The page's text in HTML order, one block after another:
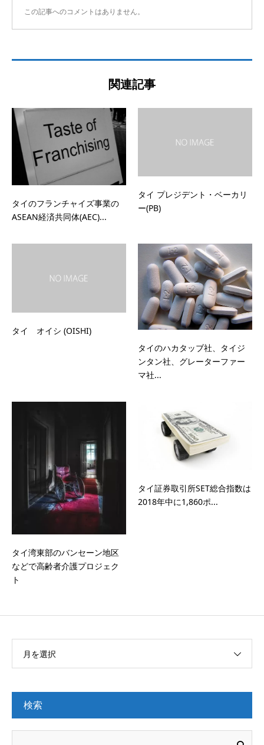
この記事へのコメントはありません。
関連記事
タイのフランチャイズ事業の
ASEAN経済共同体(AEC)...
タイ プレジデント・ベーカリ
ー(PB)
タイ オイシ (OISHI)
タイのハカタッブ社、タイジ
ンタン社、グレーターファー
マ社...
タイ湾東部のバンセーン地区
などで高齢者介護プロジェク
ト
タイ証券取引所SET総合指数は
2018年中に1,860ポ...
月を選択
検索